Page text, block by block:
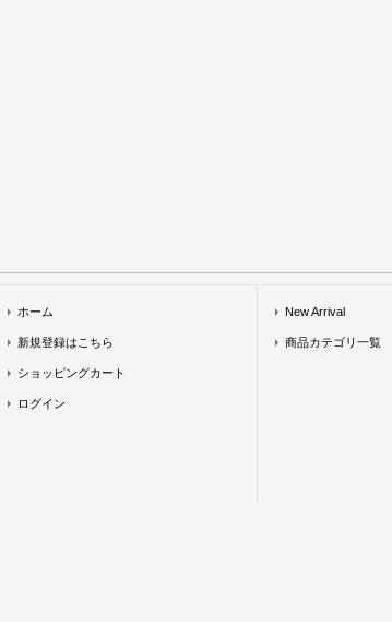
ホーム
新規登録はこちら
ショッピングカート
ログイン
New Arrival
商品カテゴリ一覧